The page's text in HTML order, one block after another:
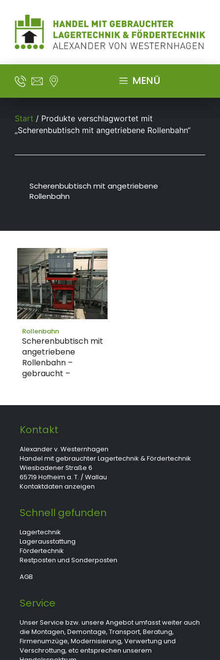
MENÜ
Start / Produkte verschlagwortet mit
„Scherenbubtisch mit angetriebene Rollenbahn“
Scherenbubtisch mit angetriebene
Rollenbahn
Rollenbahn
Scherenbubtisch mit
angetriebene
Rollenbahn –
gebraucht –
Kontakt
Alexander v. Westernhagen
Handel mit gebrauchter Lagertechnik & Fördertechnik
Wiesbadener Straße 6
65719 Hofheim a. T. / Wallau
Kontaktdaten anzeigen
Schnell gefunden
Lagertechnik
Lagerausstattung
Fördertechnik
Restposten und Sonderposten
AGB
Service
Unser Service bzw. unsere Angebot umfasst weiter auch
die Montagen, Demontage, Transport, Beratung,
Firmenumzüge, Modernisierung, Verwertung und
Verschrottung, etc entsprechen unserem